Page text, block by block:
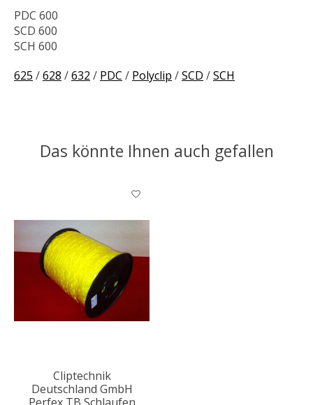
PDC 600
SCD 600
SCH 600
625 /628 /632 / PDC / Polyclip /SCD /SCH
Das könnte Ihnen auch gefallen
Produkt-Karussell-Artikel
Cliptechnik
Deutschland GmbH